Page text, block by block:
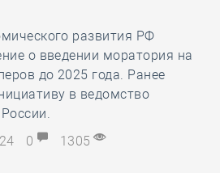
развития РФ
о введении моратория на
до 2025 года. Ранее
в ведомство
0 1305